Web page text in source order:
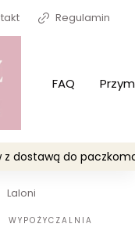
Regulamin
FAQ
dostawą do
Laloni
WYPOŻYCZALNIA